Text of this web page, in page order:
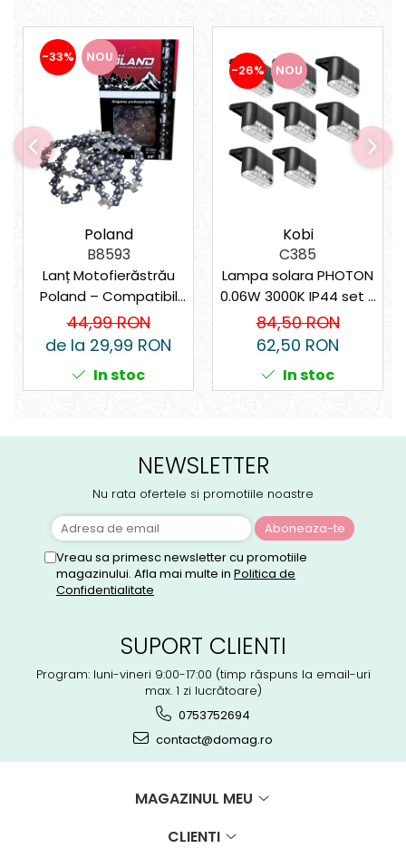
-33% NOU
Poland
B8593
Lanț Motofierăstrău
Poland – Compatibil
universal
44,99 RON
de la 29,99 RON
In stoc
-26% NOU
Kobi
C385
Lampa solara PHOTON
0.06W 3000K IP44 set 8
bucati
84,50 RON
62,50 RON
In stoc
NEWSLETTER
Nu rata ofertele si promotiile noastre
Vreau sa primesc newsletter cu promotiile
magazinului. Afla mai multe in Politica de
Confidentialitate
SUPORT CLIENTI
Program: luni-vineri 9:00-17:00 (timp răspuns la email-uri
max. 1 zi lucrătoare)
0753752694
contact@domag.ro
MAGAZINUL MEU
CLIENTI